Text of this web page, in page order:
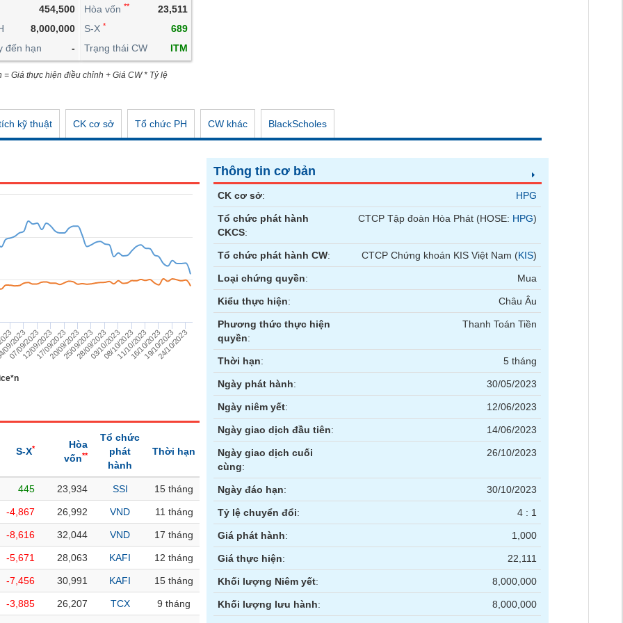
454,500
8,000,000
đến hạn
-
Hòa vốn **
23,511
S-X *
689
Trạng thái CW
ITM
Giá thực hiện điều chỉnh + Giá CW * Tỷ lệ
kỹ thuật CK cơ sở Tổ chức PH CW khác BlackScholes
2023
07/09/2023
12/09/2023
17/09/2023
20/09/2023
25/09/2023
28/09/2023
03/10/2023
08/10/2023
11/10/2023
16/10/2023
19/10/2023
24/10/2023
S-X*
Hòa
vốn**
Tổ chức
phát
hành
Thời hạn
445 23,934 SSI 15 tháng
-4,867 26,992 VND 11 tháng
-8,616 32,044 VND 17 tháng
-5,671 28,063 KAFI 12 tháng
-7,456 30,991 KAFI 15 tháng
-3,885 26,207 TCX 9 tháng
Thông tin cơ bản
CK cơ sở: HPG
Tổ chức phát hành
CKCS:
CTCP Tập đoàn Hòa Phát (HOSE: HPG)
Tổ chức phát hành CW: CTCP Chứng khoán KIS Việt Nam (KIS)
Loại chứng quyền: Mua
Kiểu thực hiện: Châu Âu
Phương thức thực hiện
quyền:
Thanh Toán Tiền
Thời hạn: 5 tháng
Ngày phát hành: 30/05/2023
Ngày niêm yết: 12/06/2023
Ngày giao dịch đầu tiên: 14/06/2023
Ngày giao dịch cuối
cùng:
26/10/2023
Ngày đáo hạn: 30/10/2023
Tỷ lệ chuyển đổi: 4 : 1
Giá phát hành: 1,000
Giá thực hiện: 22,111
Khối lượng Niêm yết: 8,000,000
Khối lượng lưu hành: 8,000,000
CÔNG CỤ ĐẦU TƯ
XUẤT DỮ LIỆU
TIN MỚI
Hợp đồng tương lai Trái phiếu